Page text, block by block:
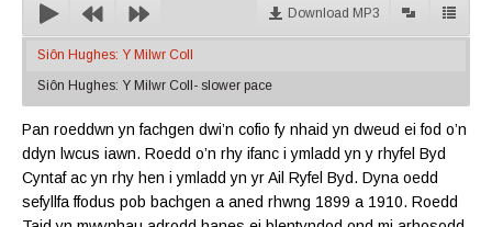
Download MP3
Siôn Hughes: Y Milwr Coll
Siôn Hughes: Y Milwr Coll- slower pace
Pan roeddwn yn fachgen dwi’n cofio fy nhaid yn dweud ei fod o’n
ddyn lwcus iawn. Roedd o’n rhy ifanc i ymladd yn y rhyfel Byd
Cyntaf ac yn rhy hen i ymladd yn yr Ail Ryfel Byd. Dyna oedd
sefyllfa ffodus pob bachgen a aned rhwng 1899 a 1910. Roedd